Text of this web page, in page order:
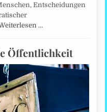
Entscheidungen
…
Öffentlichkeit